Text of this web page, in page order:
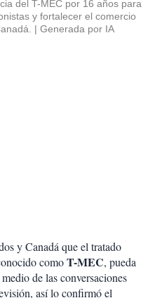
del T-MEC por 16 años para
y fortalecer el comercio
Generada por IA
y Canadá que el tratado
comoT-MEC, pueda
de las conversaciones
así lo confirmó el